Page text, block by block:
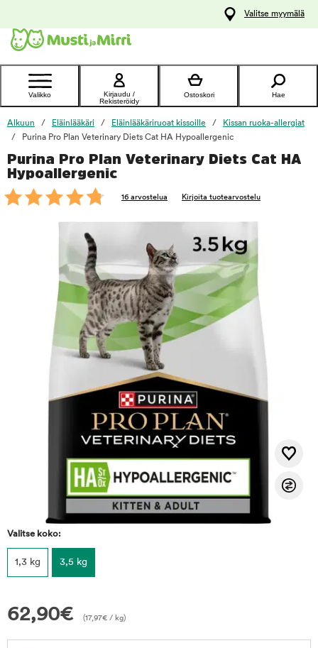
Ota yhteyttä
asiakaspalveluun
Valitse myymälä
Valikko
Kirjaudu /
Rekisteröidy
Ostoskori Hae
Alkuun Eläinlääkäri Eläinlääkäriruoat kissoille
Kissan ruoka-allergiat
Purina Pro Plan Veterinary Diets Cat HA Hypoallergenic
Purina Pro Plan Veterinary Diets Cat HA
Hypoallergenic
16 arvostelua Kirjoita tuotearvostelu
Valitse koko:
1,3 kg 3,5 kg
62,90€ (17,97€ / kg)
foo